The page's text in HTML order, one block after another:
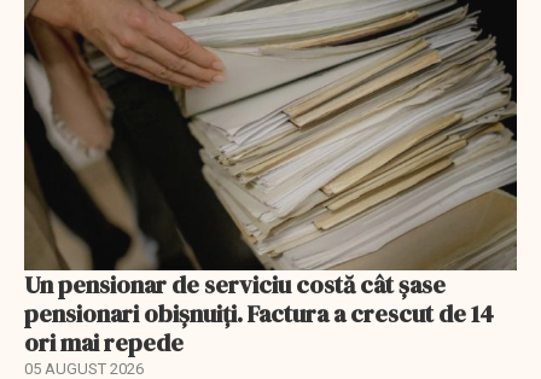
Un pensionar de serviciu costă cât șase
pensionari obișnuiți. Factura a crescut de 14
ori mai repede
05 AUGUST 2026